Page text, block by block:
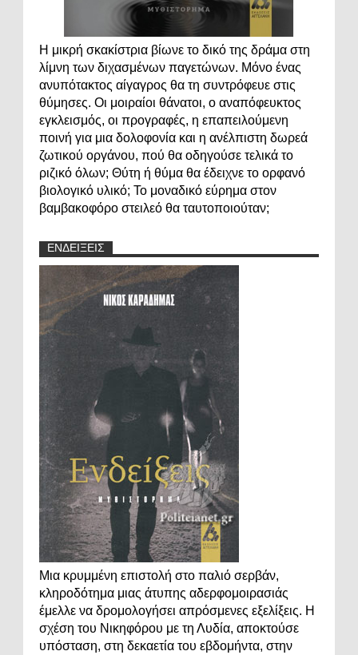
Η μικρή σκακίστρια βίωνε το δικό της δράμα στη
λίμνη των διχασμένων παγετώνων. Μόνο ένας
ανυπότακτος αίγαγρος θα τη συντρόφευε στις
θύμησες. Οι μοιραίοι θάνατοι, ο αναπόφευκτος
εγκλεισμός, οι προγραφές, η επαπειλούμενη
ποινή για μια δολοφονία και η ανέλπιστη δωρεά
ζωτικού οργάνου, πού θα οδηγούσε τελικά το
ριζικό όλων; Θύτη ή θύμα θα έδειχνε το ορφανό
βιολογικό υλικό; Το μοναδικό εύρημα στον
βαμβακοφόρο στειλεό θα ταυτοποιούταν;
ΕΝΔΕΙΞΕΙΣ
Μια κρυμμένη επιστολή στο παλιό σερβάν,
κληροδότημα μιας άτυπης αδερφομοιρασιάς
έμελλε να δρομολογήσει απρόσμενες εξελίξεις. Η
σχέση του Νικηφόρου με τη Λυδία, αποκτούσε
υπόσταση, στη δεκαετία του εβδομήντα, στην